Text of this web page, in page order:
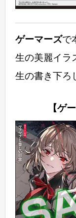
ゲーマーズで
生の美麗イラ
生の書き下ろ
【ゲ